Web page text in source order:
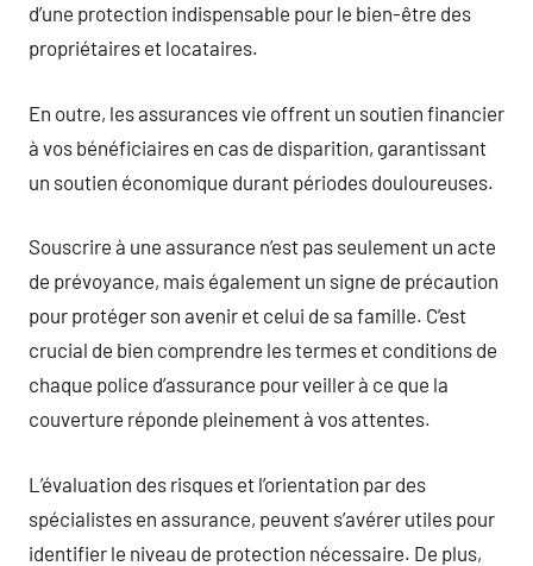
d’une protection indispensable pour le bien-être des
propriétaires et locataires.
En outre, les assurances vie offrent un soutien financier
à vos bénéficiaires en cas de disparition, garantissant
un soutien économique durant périodes douloureuses.
Souscrire à une assurance n’est pas seulement un acte
de prévoyance, mais également un signe de précaution
pour protéger son avenir et celui de sa famille. C’est
crucial de bien comprendre les termes et conditions de
chaque police d’assurance pour veiller à ce que la
couverture réponde pleinement à vos attentes.
L’évaluation des risques et l’orientation par des
spécialistes en assurance, peuvent s’avérer utiles pour
identifier le niveau de protection nécessaire. De plus,